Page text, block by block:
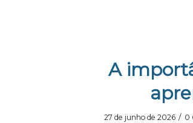
A
27 de junho de 2026 / 0